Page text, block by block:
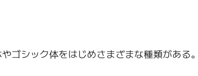
ゴシック体をはじめさまざまな種類がある。